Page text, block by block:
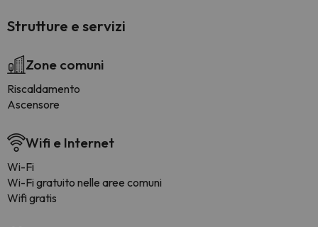
Strutture e servizi
Zone comuni
Riscaldamento
Ascensore
Wifi e Internet
Wi-Fi
Wi-Fi gratuito nelle aree comuni
Wifi gratis